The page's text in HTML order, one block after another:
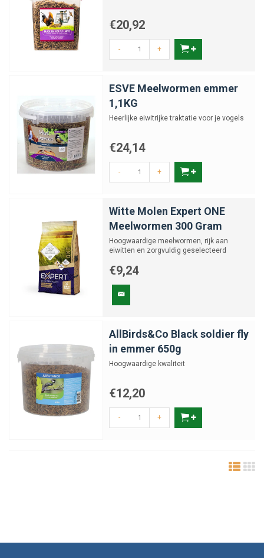
€20,92
- +
ESVE Meelwormen emmer
1,1KG
Heerlijke eiwitrijke traktatie voor je vogels
€24,14
- +
Witte Molen Expert ONE
Meelwormen 300 Gram
Hoogwaardige meelwormen, rijk aan
eiwitten en zorgvuldig geselecteerd
€9,24
AllBirds&Co Black soldier fly
in emmer 650g
Hoogwaardige kwaliteit
€12,20
- +